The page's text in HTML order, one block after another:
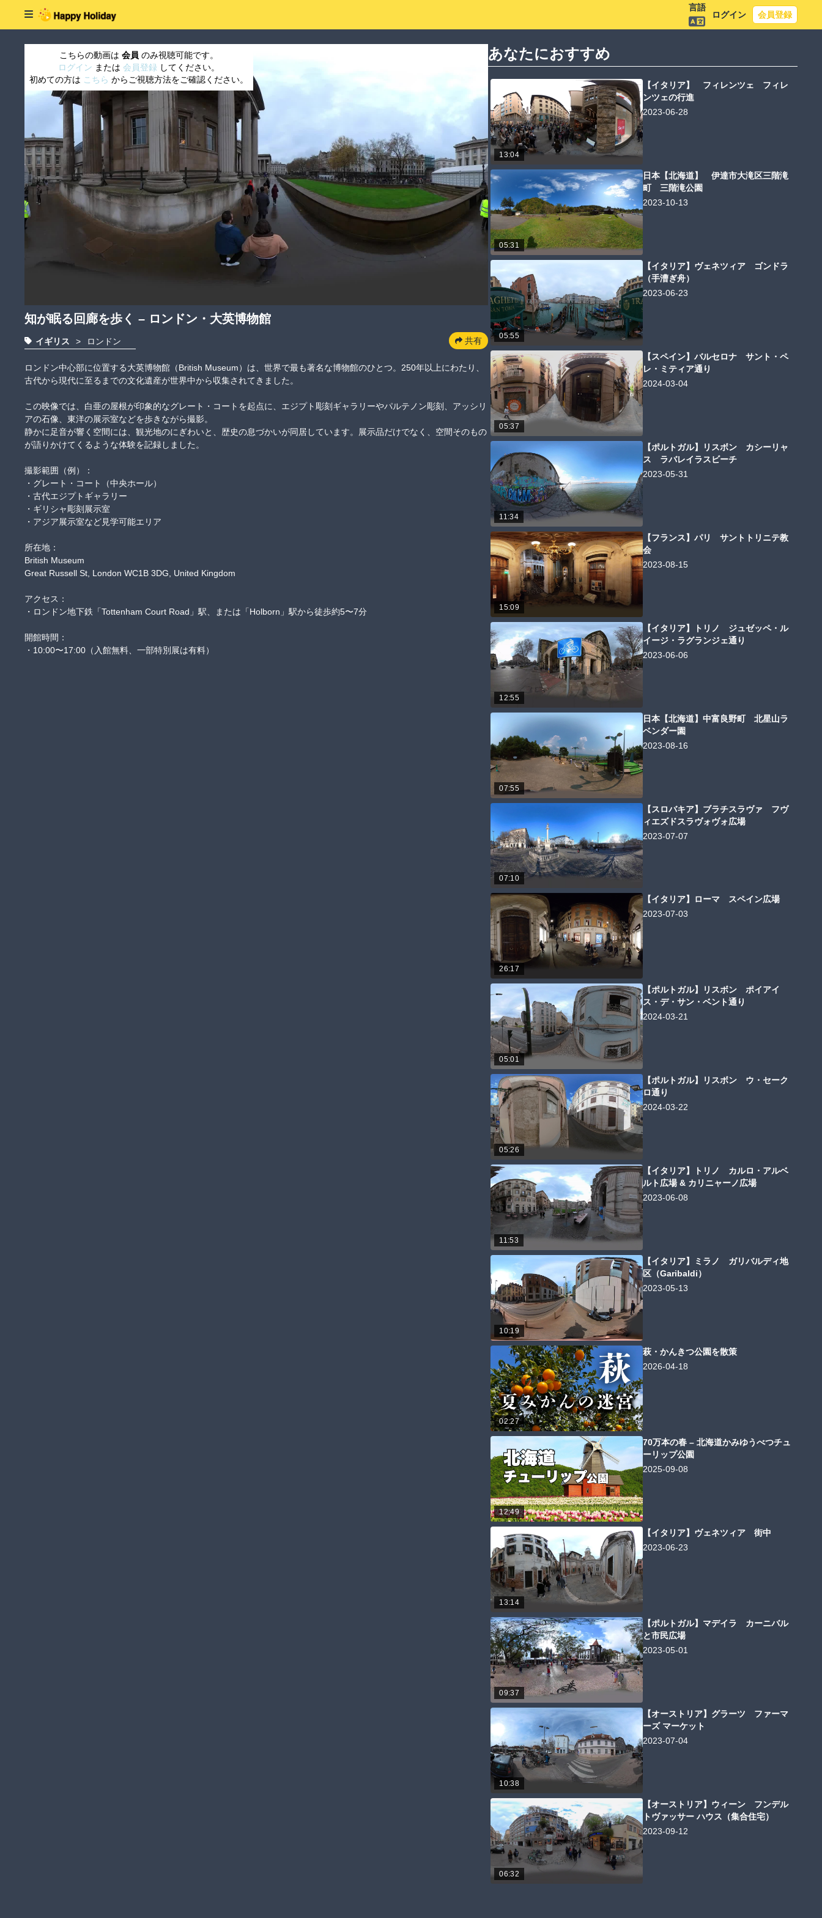
言語
ログイン 会員登録
こちらの動画は 会員 のみ視聴可能です。
ログイン または 会員登録 してください。
初めての方は こちら からご視聴方法をご確認ください。
知が眠る回廊を歩く – ロンドン・大英博物館
イギリス > ロンドン 共有
ロンドン中心部に位置する大英博物館（British Museum）は、世界で最も著名な博物館のひとつ。250年以上にわたり、
古代から現代に至るまでの文化遺産が世界中から収集されてきました。
この映像では、白亜の屋根が印象的なグレート・コートを起点に、エジプト彫刻ギャラリーやパルテノン彫刻、アッシリ
アの石像、東洋の展示室などを歩きながら撮影。
静かに足音が響く空間には、観光地のにぎわいと、歴史の息づかいが同居しています。展示品だけでなく、空間そのもの
が語りかけてくるような体験を記録しました。
撮影範囲（例）：
・グレート・コート（中央ホール）
・古代エジプトギャラリー
・ギリシャ彫刻展示室
・アジア展示室など見学可能エリア
所在地：
British Museum
Great Russell St, London WC1B 3DG, United Kingdom
アクセス：
・ロンドン地下鉄「Tottenham Court Road」駅、または「Holborn」駅から徒歩約5〜7分
開館時間：
・10:00〜17:00（入館無料、一部特別展は有料）
あなたにおすすめ
13:04
【イタリア】 フィレンツェ フィレ
ンツェの行進
2023-06-28
05:31
日本【北海道】 伊達市大滝区三階滝
町 三階滝公園
2023-10-13
05:55
【イタリア】ヴェネツィア ゴンドラ
（手漕ぎ舟）
2023-06-23
05:37
【スペイン】バルセロナ サント・ペ
レ・ミティア通り
2024-03-04
11:34
【ポルトガル】リスボン カシーリャ
ス ラバレイラスビーチ
2023-05-31
15:09
【フランス】パリ サントトリニテ教
会
2023-08-15
12:55
【イタリア】トリノ ジュゼッペ・ル
イージ・ラグランジェ通り
2023-06-06
07:55
日本【北海道】中富良野町 北星山ラ
ベンダー園
2023-08-16
07:10
【スロバキア】ブラチスラヴァ フヴ
ィエズドスラヴォヴォ広場
2023-07-07
26:17
【イタリア】ローマ スペイン広場
2023-07-03
05:01
【ポルトガル】リスボン ポイアイ
ス・デ・サン・ベント通り
2024-03-21
05:26
【ポルトガル】リスボン ウ・セーク
ロ通り
2024-03-22
11:53
【イタリア】トリノ カルロ・アルベ
ルト広場 & カリニャーノ広場
2023-06-08
10:19
【イタリア】ミラノ ガリバルディ地
区（Garibaldi）
2023-05-13
02:27
萩・かんきつ公園を散策
2026-04-18
12:49
70万本の春 – 北海道かみゆうべつチュ
ーリップ公園
2025-09-08
13:14
【イタリア】ヴェネツィア 街中
2023-06-23
09:37
【ポルトガル】マデイラ カーニバル
と市民広場
2023-05-01
10:38
【オーストリア】グラーツ ファーマ
ーズ マーケット
2023-07-04
06:32
【オーストリア】ウィーン フンデル
トヴァッサー ハウス（集合住宅）
2023-09-12